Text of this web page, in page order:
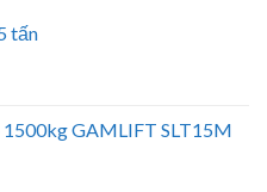
tấn
1500kg GAMLIFT SLT15M